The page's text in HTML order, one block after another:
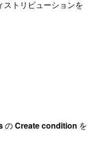
ストリビューションを
のCreate condition を